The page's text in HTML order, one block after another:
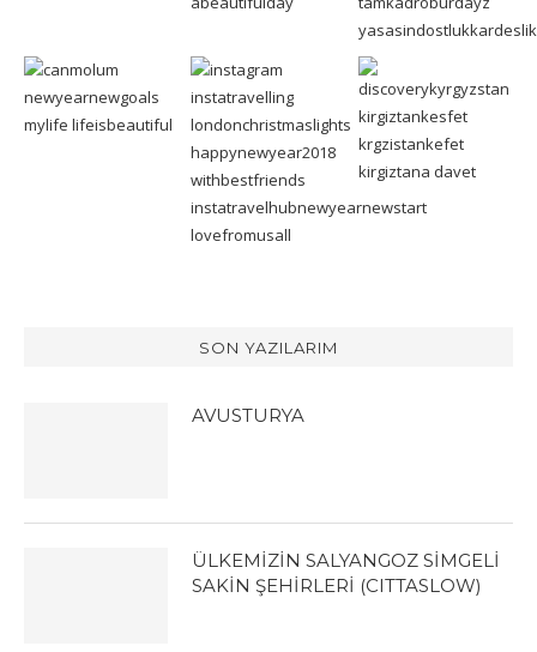
SON YAZILARIM
AVUSTURYA
ÜLKEMİZİN SALYANGOZ SİMGELİ
SAKİN ŞEHİRLERİ (CITTASLOW)